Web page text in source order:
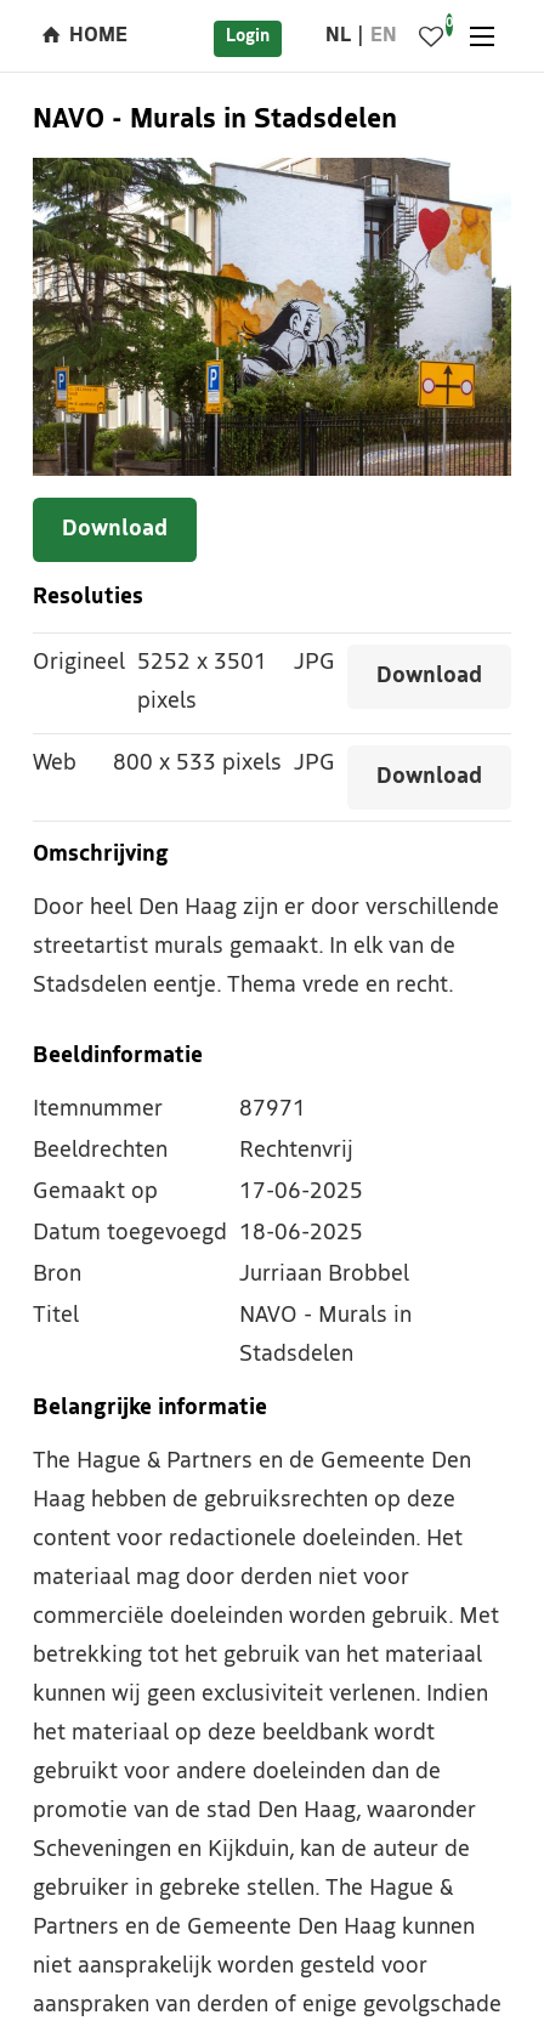
HOME Login NL EN
0
NAVO - Murals in Stadsdelen
Download
Resoluties
Origineel 5252 x 3501
pixels
JPG
Download
Web 800 x 533 pixels JPG
Download
Omschrijving
Door heel Den Haag zijn er door verschillende
streetartist murals gemaakt. In elk van de
Stadsdelen eentje. Thema vrede en recht.
Beeldinformatie
Itemnummer
87971
Beeldrechten
Rechtenvrij
Gemaakt op
17-06-2025
Datum toegevoegd
18-06-2025
Bron
Jurriaan Brobbel
Titel
NAVO - Murals in
Stadsdelen
Belangrijke informatie
The Hague & Partners en de Gemeente Den
Haag hebben de gebruiksrechten op deze
content voor redactionele doeleinden. Het
materiaal mag door derden niet voor
commerciële doeleinden worden gebruik. Met
betrekking tot het gebruik van het materiaal
kunnen wij geen exclusiviteit verlenen. Indien
het materiaal op deze beeldbank wordt
gebruikt voor andere doeleinden dan de
promotie van de stad Den Haag, waaronder
Scheveningen en Kijkduin, kan de auteur de
gebruiker in gebreke stellen. The Hague &
Partners en de Gemeente Den Haag kunnen
niet aansprakelijk worden gesteld voor
aanspraken van derden of enige gevolgschade